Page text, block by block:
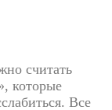
считать
которые
Все